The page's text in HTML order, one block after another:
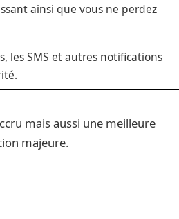
ainsi que vous ne perdez
les SMS et autres notifications
mais aussi une meilleure
majeure.